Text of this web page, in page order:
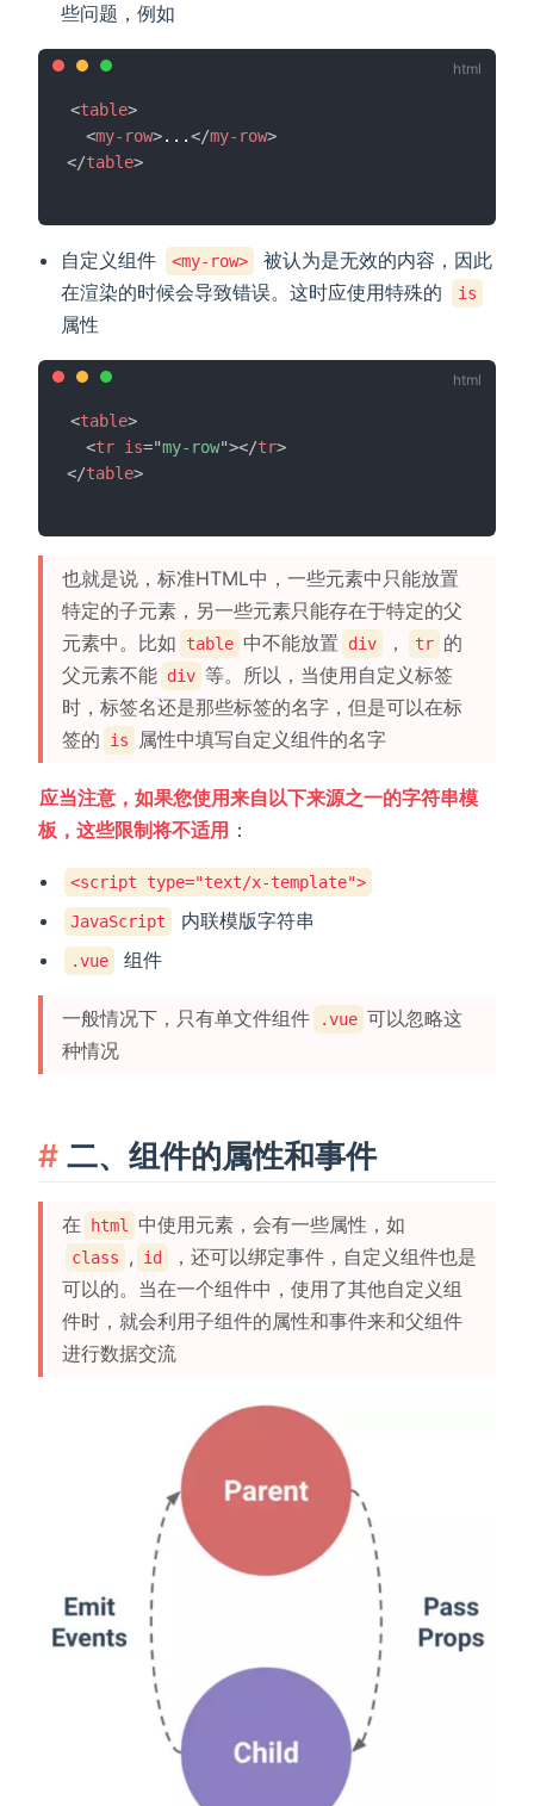
些问题，例如
<table>
<my-row>...</my-row>
</table>
自定义组件 <my-row>
被认为是无效的内容，因此
在渲染的时候会导致错误。这时应使用特殊的
is
属性
<table>
<tr is="my-row"></tr>
</table>
也就是说，标准HTML中，一些元素中只能放置
特定的子元素，另一些元素只能存在于特定的父
元素中。比如
table 中不能放置 div ， tr 的
父元素不能 div 等。所以，当使用自定义标签
时，标签名还是那些标签的名字，但是可以在标
签的
is 属性中填写自定义组件的名字
应当注意，如果您使用来自以下来源之一的字符串模
板，这些限制将不适用 ：
<script type="text/x-template">
JavaScript 内联模版字符串
.vue 组件
一般情况下，只有单文件组件 .vue 可以忽略这
种情况
二、组件的属性和事件
在 html 中使用元素，会有一些属性，如
class , id
，还可以绑定事件，自定义组件也是
可以的。当在一个组件中，使用了其他自定义组
件时，就会利用子组件的属性和事件来和父组件
进行数据交流